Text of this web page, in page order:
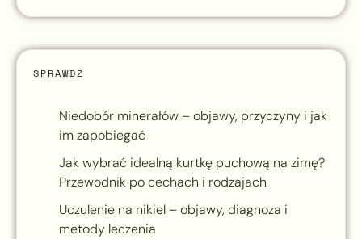
SPRAWDŹ
Niedobór minerałów – objawy, przyczyny i jak
im zapobiegać
Jak wybrać idealną kurtkę puchową na zimę?
Przewodnik po cechach i rodzajach
Uczulenie na nikiel – objawy, diagnoza i
metody leczenia